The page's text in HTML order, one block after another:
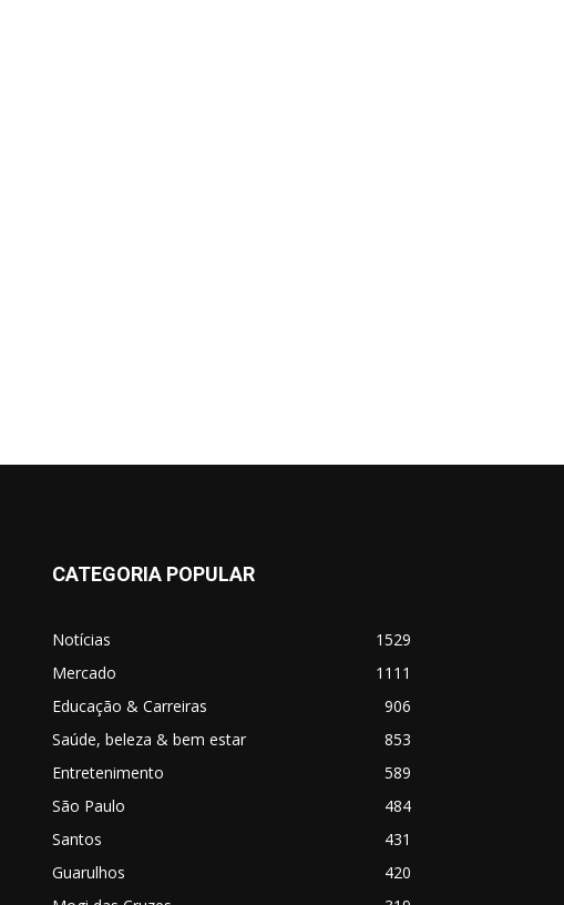
CATEGORIA POPULAR
Notícias
1529
Mercado
1111
Educação & Carreiras
906
Saúde, beleza & bem estar
853
Entretenimento
589
São Paulo
484
Santos
431
Guarulhos
420